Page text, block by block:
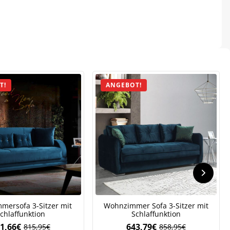
3-Sitzer mit
815,95€
€
ANGEBOT!
Wohnzimmer Sofa 3-Sitzer mit
Schlaffunktion
858,95€
643,79€